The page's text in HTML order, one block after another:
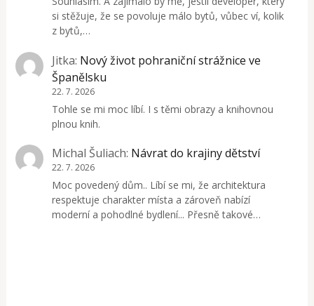
si stěžuje, že se povoluje málo bytů, vůbec ví, kolik
z bytů,…
Jitka: Nový život pohraniční strážnice ve
Španělsku
22. 7. 2026
Tohle se mi moc líbí. I s těmi obrazy a knihovnou
plnou knih.
Michal Šuliach: Návrat do krajiny dětství
22. 7. 2026
Moc povedený dům.. Líbí se mi, že architektura
respektuje charakter místa a zároveň nabízí
moderní a pohodlné bydlení... Přesně takové…